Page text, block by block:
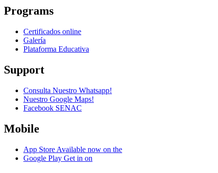
Programs
Certificados online
Galería
Plataforma Educativa
Support
Consulta Nuestro Whatsapp!
Nuestro Google Maps!
Facebook SENAC
Mobile
App Store Available now on the
Google Play Get in on